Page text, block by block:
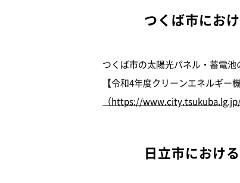
つくば市にお
つくば市の太陽光パネル・蓄電
【令和4年度クリーンエネルギー
（https://
日立市におけ